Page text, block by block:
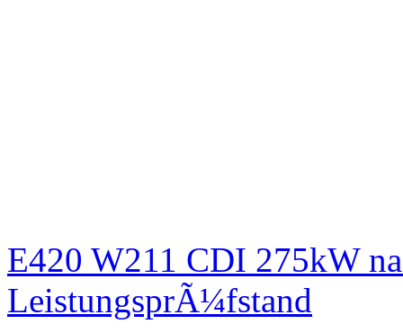
E420 W211 CDI 275kW
LeistungsprÃ¼fstand